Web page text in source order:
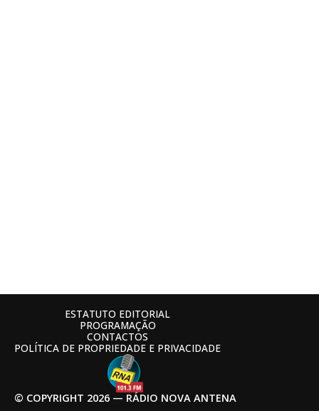
© COPYRIGHT 2026 — RÁDIO NOVA ANTENA
ESTATUTO EDITORIAL
PROGRAMAÇÃO
CONTACTOS
POLÍTICA DE PROPRIEDADE E PRIVACIDADE